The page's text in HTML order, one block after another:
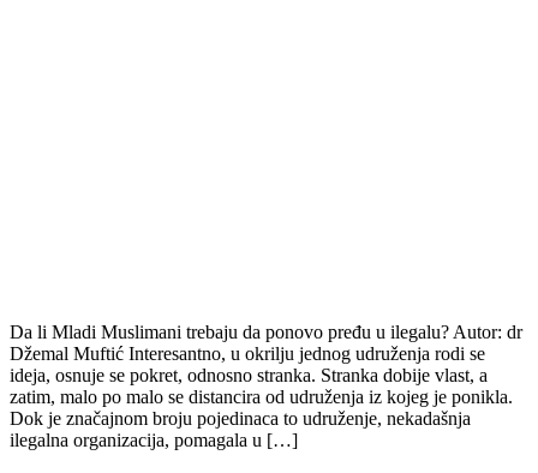
Da li Mladi Muslimani trebaju da ponovo pređu u ilegalu? Autor: dr
Džemal Muftić Interesantno, u okrilju jednog udruženja rodi se
ideja, osnuje se pokret, odnosno stranka. Stranka dobije vlast, a
zatim, malo po malo se distancira od udruženja iz kojeg je ponikla.
Dok je značajnom broju pojedinaca to udruženje, nekadašnja
ilegalna organizacija, pomagala u […]